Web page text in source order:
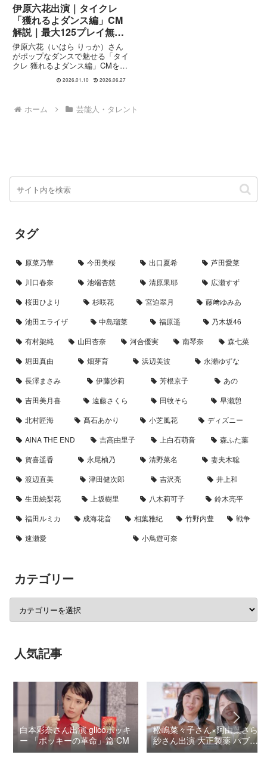
伊原六花出演｜タイクレ
「獲れるよダンス編」CM
解説｜最大125プレイ無料
で楽しむ方法
伊原六花（いはら りっか）さん
がポップなダンスで魅せる「タイ
クレ 獲れるよダンス編」CMを紹
介。YouTubeで話題のオンライン
クレーンゲーム「タイクレ」の魅
ーン情報まで詳しく解説。遊び方
と見どころもチェック！
2026.01.10 2026.06.27
ホーム 芸能人・タレント
タグ
原菜乃華 今田美桜 出口夏希
芦田愛菜
川口春奈
池端杏慈 清原果耶
広瀬すず
桜田ひより
杉咲花 宮迫翠月
藤﨑ゆみあ
池田エライザ
中島瑠菜 福原遥
乃木坂46
有村架純
山田杏奈 河合優実 南琴奈
森七菜
堀田真由
畑芽育 浜辺美波
永瀬ゆずな
長澤まさみ
伊藤沙莉 芳根京子
あの
吉田美月喜
遠藤さくら 田牧そら
早瀬憩
北村匠海
髙石あかり 小芝風花
ディズニー
AiNA THE END
吉高由里子 上白石萌音
森ふた葉
賀喜遥香
永尾柚乃 清野菜名
妻夫木聡
渡辺直美
津田健次郎 吉沢亮
井上和
生田絵梨花
上坂樹里 八木莉可子
鈴木亮平
福田ルミカ
成海花音 相葉雅紀 竹野内豊
戦争
速瀬愛
小鳥遊可奈
カテゴリー
人気記事
白本彩奈さん出演 glicoポッキ
ー 「ポッキーの革命」篇 CM
松嶋菜々子さん×阿由葉さら
紗さん出演 大正製薬 パブロ
ンSゴールドW『いましよう